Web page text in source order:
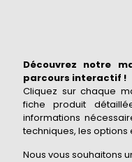
Découvrez notre
parcours interactif !
Cliquez sur chaque
fiche produit
informations
techniques, les options
Nous vous souhaitons